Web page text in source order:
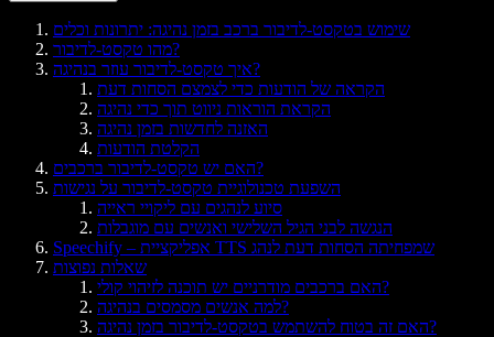
שימוש בטקסט‑לדיבור ברכב בזמן נהיגה: יתרונות וכלים
מהו טקסט‑לדיבור?
איך טקסט‑לדיבור עוזר בנהיגה?
הקראה של הודעות כדי לצמצם הסחות דעת
הקראת הוראות ניווט תוך כדי נהיגה
האזנה לחדשות בזמן נהיגה
הקלטת הודעות
האם יש טקסט‑לדיבור ברכבים?
השפעת טכנולוגיית טקסט‑לדיבור על נגישות
סיוע לנהגים עם ליקויי ראייה
הנגשה לבני הגיל השלישי ואנשים עם מוגבלות
Speechify – אפליקציית TTS שמפחיתה הסחות דעת לנהג
שאלות נפוצות
האם ברכבים מודרניים יש תוכנה לזיהוי קולי?
למה אנשים מסמסים בנהיגה?
האם זה בטוח להשתמש בטקסט‑לדיבור בזמן נהיגה?